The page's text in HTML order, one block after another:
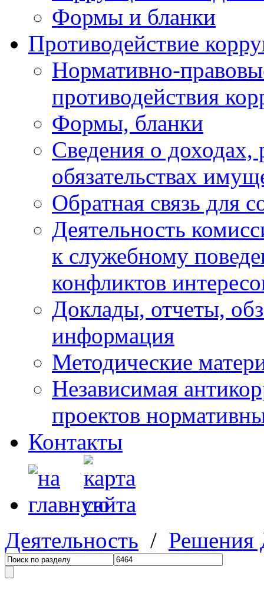
Формы и бланки
Противодействие
Нормативно-
противодействия
Формы, бланки
Сведения о доходах,
обязательствах
Обратная связь для
Деятельность
к служебному
конфликтов
Доклады, отчеты,
информация
Методические
Независимая
проектов
Контакты
Деятельность /